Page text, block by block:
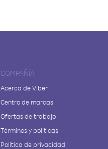
COMPAÑÍA
Acerca de Viber
Centro de marcas
Ofertas de trabajo
Términos y políticas
Política de privacidad